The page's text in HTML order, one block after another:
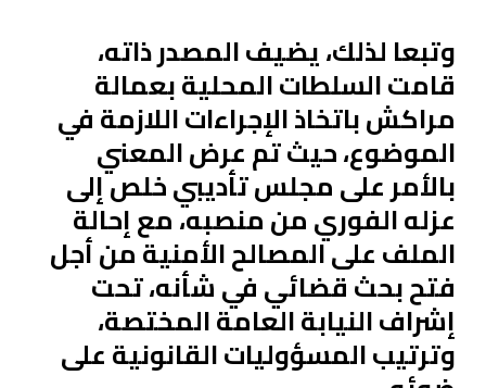
وتبعا لذلك، يضيف المصدر ذاته،
قامت السلطات المحلية بعمالة
مراكش باتخاذ الإجراءات اللازمة في
الموضوع، حيث تم عرض المعني
بالأمر على مجلس تأديبي خلص إلى
عزله الفوري من منصبه، مع إحالة
الملف على المصالح الأمنية من أجل
فتح بحث قضائي في شأنه، تحت
إشراف النيابة العامة المختصة،
وترتيب المسؤوليات القانونية على